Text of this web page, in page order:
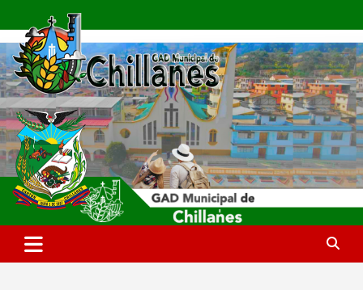
contenido
Chillanes
GAD Municipal Chillanes